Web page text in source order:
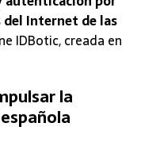
Internet de las
IDBotic, creada en
la